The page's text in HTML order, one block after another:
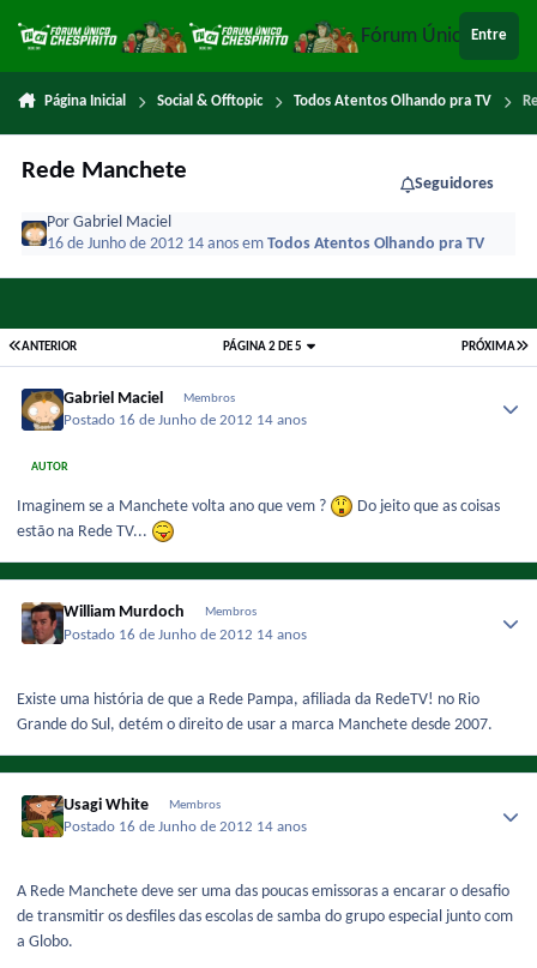
Fórum ÚnicoEntre
Página Inicial Social & Offtopic Todos Atentos Olhando pra TV
Rede Manchete
Seguidores
PorGabriel Maciel
16 de Junho de 2012 14 anosemTodos Atentos Olhando pra TV
ANTERIOR PRÓXIMA
PÁGINA 2 DE 5
Gabriel Maciel Membros
Postado 16 de Junho de 2012 14 anos
AUTOR
Imaginem se a Manchete volta ano que vem ?
Do jeito que as coisas
estão na Rede TV...
William Murdoch Membros
Postado 16 de Junho de 2012 14 anos
Existe uma história de que a Rede Pampa, afiliada da RedeTV! no Rio
Grande do Sul, detém o direito de usar a marca Manchete desde 2007.
Usagi White Membros
Postado 16 de Junho de 2012 14 anos
A Rede Manchete deve ser uma das poucas emissoras a encarar o desafio
de transmitir os desfiles das escolas de samba do grupo especial junto com
a Globo.